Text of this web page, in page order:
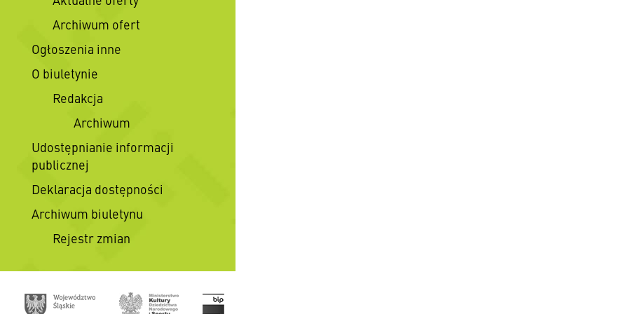
Archiwum ofert
Ogłoszenia inne
O biuletynie
Redakcja
Archiwum
Udostępnianie informacji
publicznej
Deklaracja dostępności
Archiwum biuletynu
Rejestr zmian